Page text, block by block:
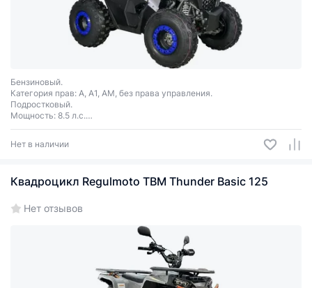
Бензиновый.
Категория прав: A, A1, AM, без права управления.
Подростковый.
Мощность: 8.5 л.с.
Скорость: 50 км/ч.
Рабочий объём: 125 см
Нет в наличии
Квадроцикл Regulmoto TBM Thunder Basic 125
Нет отзывов